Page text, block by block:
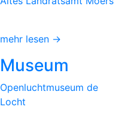
mehr lesen →
Museum
Openluchtmuseum de
Locht